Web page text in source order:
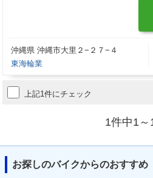
沖縄県 沖縄市大里２−２７−４
東海輪業
上記1件にチェック
1件中1～
お探しのバイクからのおすすめ